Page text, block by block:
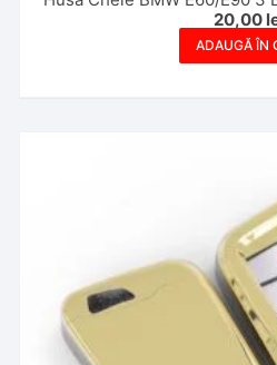
20,00
ADAUGĂ ÎN